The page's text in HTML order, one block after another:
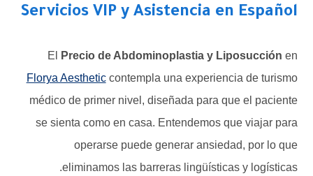
Servicios VIP y Asistencia en Español
El Precio de Abdominoplastia y Liposucción en
Florya Aestheticcontempla una experiencia de turismo
médico de primer nivel, diseñada para que el paciente
se sienta como en casa. Entendemos que viajar para
operarse puede generar ansiedad, por lo que
eliminamos las barreras lingüísticas y logísticas.